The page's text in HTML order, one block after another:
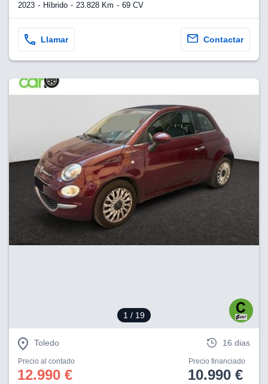
2023 Híbrido 23.828 Km 69 CV
Llamar Contactar
1 / 19
Toledo 16 dias
Precio al contado
12.990 €
Precio financiado
10.990 €